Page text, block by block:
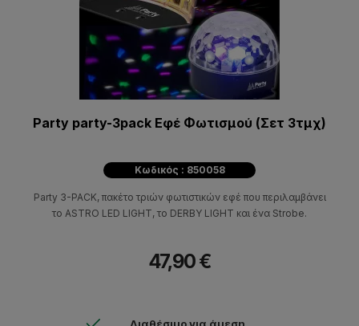
Party party-3pack Eφέ Φωτισμού (Σετ 3τμχ)
Κωδικός : 850058
Party 3-PACK, πακέτο τριών φωτιστικών εφέ που περιλαμβάνει
το ASTRO LED LIGHT, το DERBY LIGHT και ένα Strobe.
47,90 €